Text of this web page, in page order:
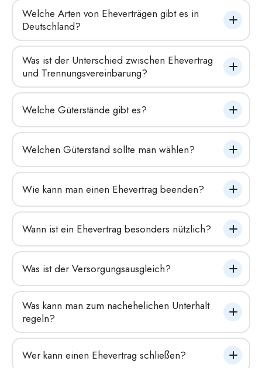
Welche Arten von Eheverträgen gibt es in
Deutschland?
Was ist der Unterschied zwischen Ehevertrag
und Trennungsvereinbarung?
Welche Güterstände gibt es?
Welchen Güterstand sollte man wählen?
Wie kann man einen Ehevertrag beenden?
Wann ist ein Ehevertrag besonders nützlich?
Was ist der Versorgungsausgleich?
Was kann man zum nachehelichen Unterhalt
regeln?
Wer kann einen Ehevertrag schließen?